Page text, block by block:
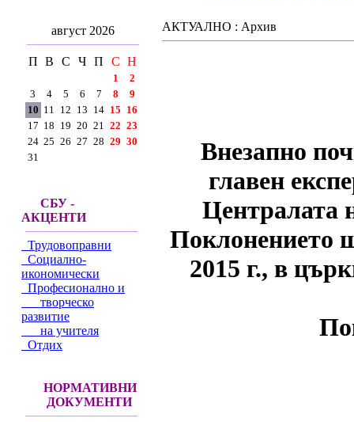
август 2026
П В С Ч П С Н
1
2
3
4 5 6 7 8
9
10 11 12 13 14 15 16
17 18 19 20 21 22 23
24 25 26 27 28 29 30
31
СБУ -
АКЦЕНТИ
Трудовоправни
Социално-
икономически
Професионално и
творческо
развитие
на учителя
Отдих
НОРМАТИВНИ
ДОКУМЕНТИ
АКТУАЛНО : Архив
Внезапно
главен
Централата
Поклонението
2015 г., в